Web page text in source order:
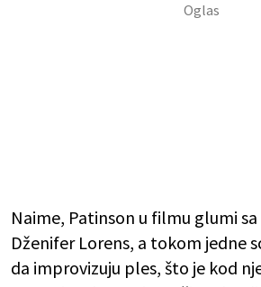
Naime, Patinson u filmu glumi
Dženifer Lorens, a tokom jedne
da improvizuju ples, što je kod